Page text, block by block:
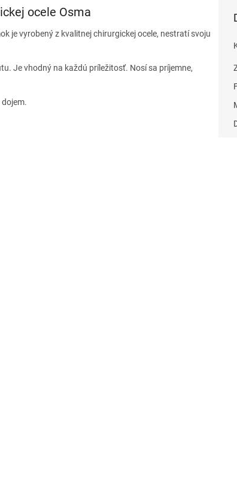
ocele Osma
je vyrobený z kvalitnej chirurgickej ocele, nestratí svoju
Je vhodný na každú príležitosť. Nosí sa príjemne,